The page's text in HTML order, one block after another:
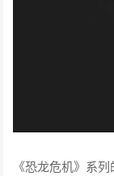
《恐龙危机》系